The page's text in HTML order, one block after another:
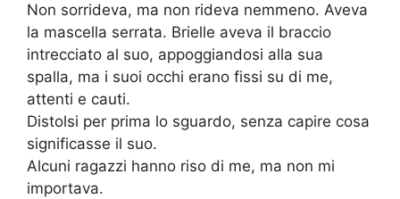
Non sorrideva, ma non rideva nemmeno. Aveva
la mascella serrata. Brielle aveva il braccio
intrecciato al suo, appoggiandosi alla sua
spalla, ma i suoi occhi erano fissi su di me,
attenti e cauti.
Distolsi per prima lo sguardo, senza capire cosa
significasse il suo.
Alcuni ragazzi hanno riso di me, ma non mi
importava.